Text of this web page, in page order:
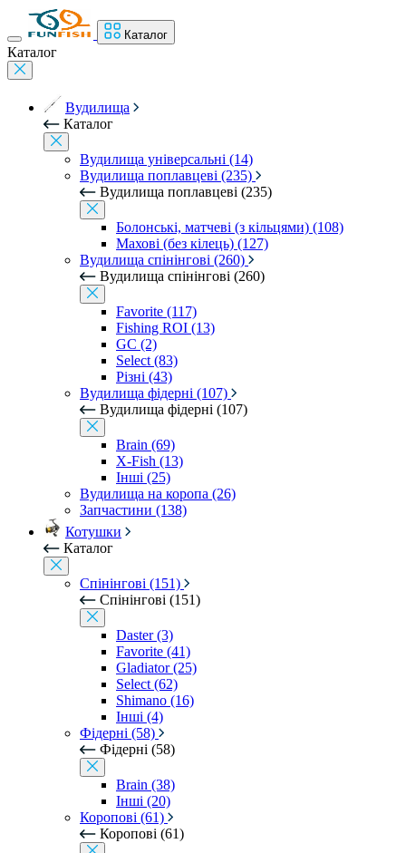
Каталог
Каталог
Вудилища
Каталог
Вудилища універсальні (14)
Вудилища поплавцеві (235)
Вудилища поплавцеві (235)
Болонські, матчеві (з кільцями) (108)
Махові (без кілець) (127)
Вудилища спінінгові (260)
Вудилища спінінгові (260)
Favorite (117)
Fishing ROI (13)
GC (2)
Select (83)
Різні (43)
Вудилища фідерні (107)
Вудилища фідерні (107)
Brain (69)
X-Fish (13)
Інші (25)
Вудилища на коропа (26)
Запчастини (138)
Котушки
Каталог
Спінінгові (151)
Спінінгові (151)
Daster (3)
Favorite (41)
Gladiator (25)
Select (62)
Shimano (16)
Інші (4)
Фідерні (58)
Фідерні (58)
Brain (38)
Інші (20)
Коропові (61)
Коропові (61)